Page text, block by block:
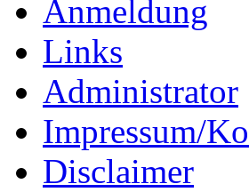
Anmeldung
Links
Administrator
Impressum/
Disclaimer